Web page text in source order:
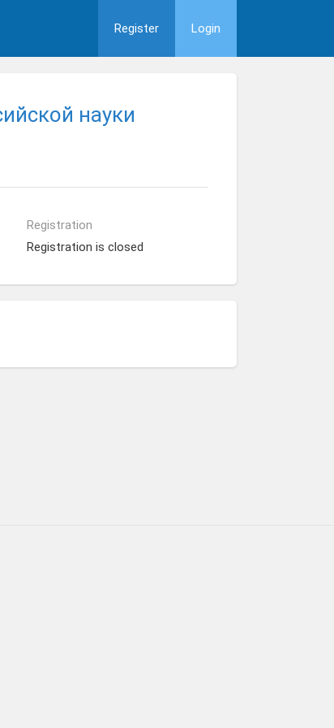
Register Login
науки
Registration
Registration is closed